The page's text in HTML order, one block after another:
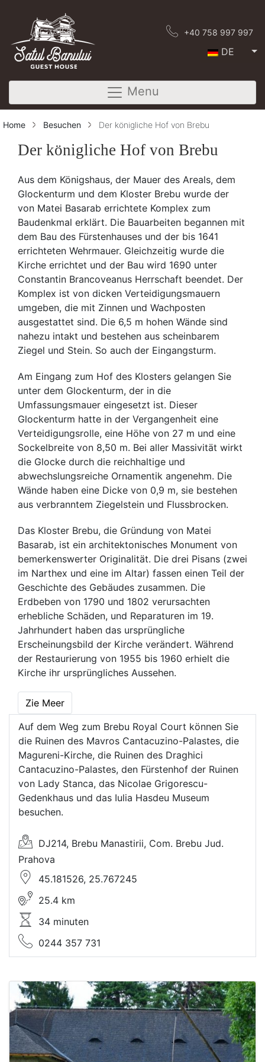
+40 758 997 997
DE
Menu
Home Besuchen Der königliche Hof von Brebu
Der königliche Hof von Brebu
Aus dem Königshaus, der Mauer des Areals, dem
Glockenturm und dem Kloster Brebu wurde der
von Matei Basarab errichtete Komplex zum
Baudenkmal erklärt. Die Bauarbeiten begannen mit
dem Bau des Fürstenhauses und der bis 1641
errichteten Wehrmauer. Gleichzeitig wurde die
Kirche errichtet und der Bau wird 1690 unter
Constantin Brancoveanus Herrschaft beendet. Der
Komplex ist von dicken Verteidigungsmauern
umgeben, die mit Zinnen und Wachposten
ausgestattet sind. Die 6,5 m hohen Wände sind
nahezu intakt und bestehen aus scheinbarem
Ziegel und Stein. So auch der Eingangsturm.
Am Eingang zum Hof ​​des Klosters gelangen Sie
unter dem Glockenturm, der in die
Umfassungsmauer eingesetzt ist. Dieser
Glockenturm hatte in der Vergangenheit eine
Verteidigungsrolle, eine Höhe von 27 m und eine
Sockelbreite von 8,50 m. Bei aller Massivität wirkt
die Glocke durch die reichhaltige und
abwechslungsreiche Ornamentik angenehm. Die
Wände haben eine Dicke von 0,9 m, sie bestehen
aus verbranntem Ziegelstein und Flussbrocken.
Das Kloster Brebu, die Gründung von Matei
Basarab, ist ein architektonisches Monument von
bemerkenswerter Originalität. Die drei Pisans (zwei
im Narthex und eine im Altar) fassen einen Teil der
Geschichte des Gebäudes zusammen. Die
Erdbeben von 1790 und 1802 verursachten
erhebliche Schäden, und Reparaturen im 19.
Jahrhundert haben das ursprüngliche
Erscheinungsbild der Kirche verändert. Während
der Restaurierung von 1955 bis 1960 erhielt die
Kirche ihr ursprüngliches Aussehen.
Zie Meer
Auf dem Weg zum Brebu Royal Court können Sie
die Ruinen des Mavros Cantacuzino-Palastes, die
Magureni-Kirche, die Ruinen des Draghici
Cantacuzino-Palastes, den Fürstenhof der Ruinen
von Lady Stanca, das Nicolae Grigorescu-
Gedenkhaus und das Iulia Hasdeu Museum
besuchen.
DJ214, Brebu Manastirii, Com. Brebu Jud.
Prahova
45.181526, 25.767245
25.4 km
34 minuten
0244 357 731